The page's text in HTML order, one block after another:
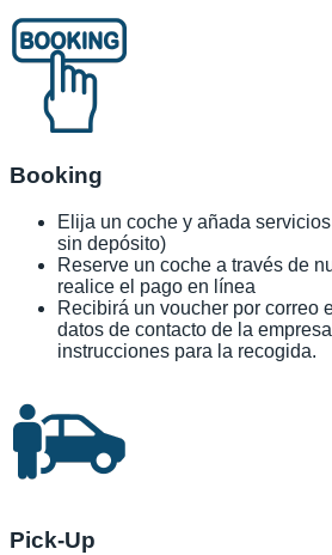
Booking
Elija un coche y añada
sin depósito)
Reserve un coche a través de
realice el pago en línea
Recibirá un voucher por correo
datos de contacto de la
instrucciones para la recogida.
Pick-Up